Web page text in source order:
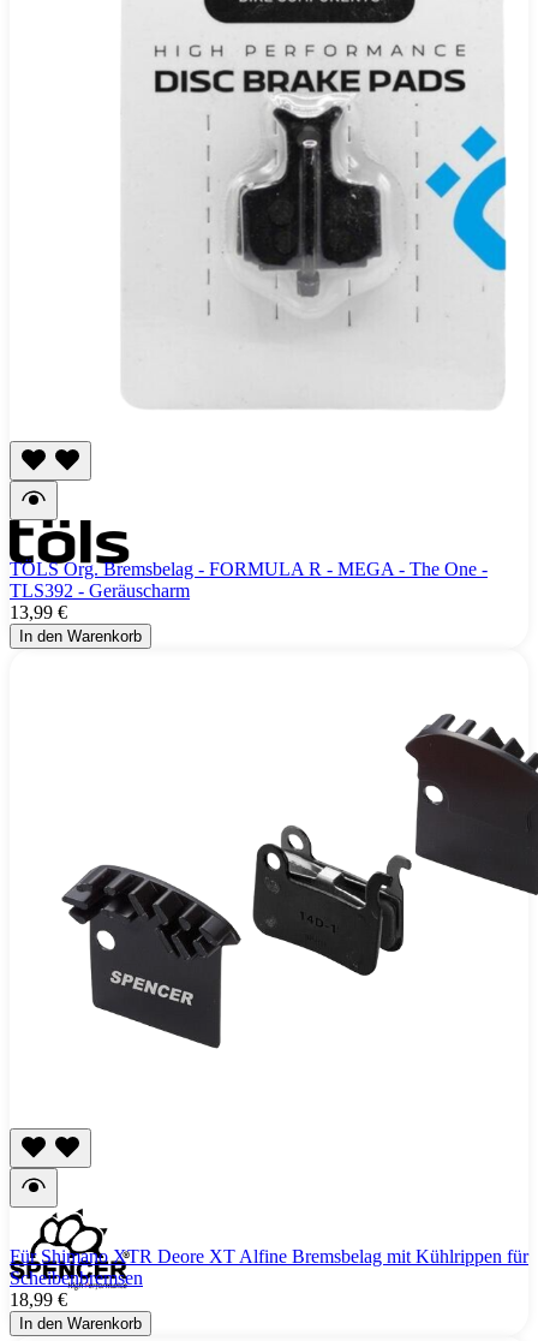
TÖLS Org. Bremsbelag - FORMULA R - MEGA - The One -
TLS392 - Geräuscharm
13,99 €
In den Warenkorb
Für Shimano XTR Deore XT Alfine Bremsbelag mit Kühlrippen für
Scheibenbremsen
18,99 €
In den Warenkorb